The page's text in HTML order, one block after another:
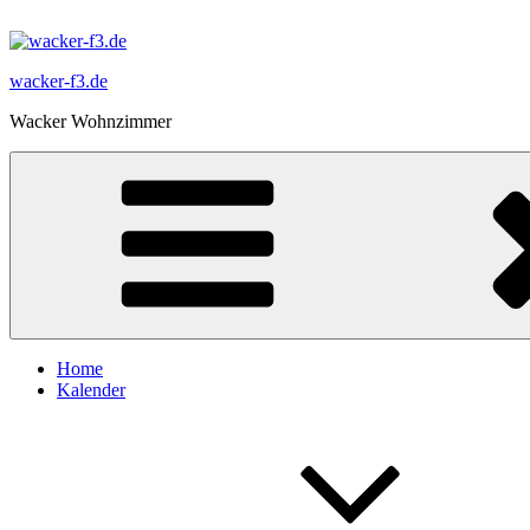
Inhalt
wacker-f3.de
Wacker Wohnzimmer
Home
Kalender